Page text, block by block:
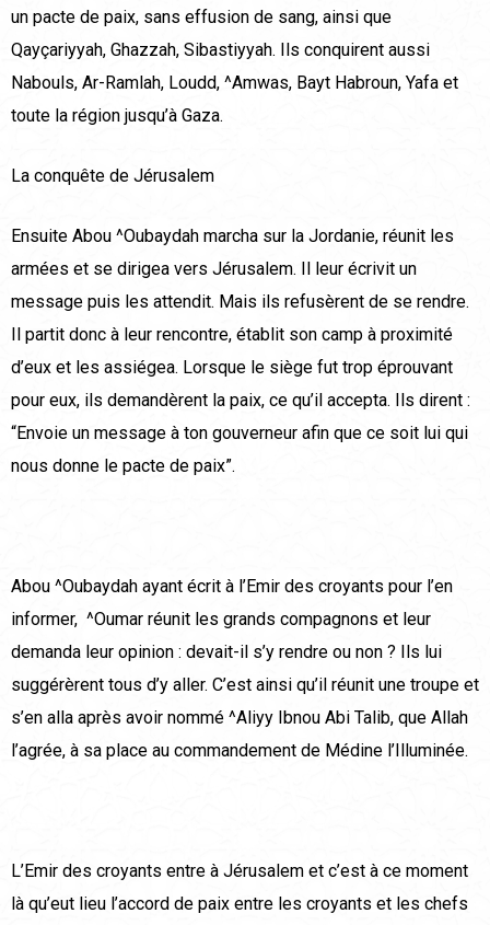
un pacte de paix, sans effusion de sang, ainsi que
Qayçariyyah, Ghazzah, Sibastiyyah. Ils conquirent aussi
Nabouls, Ar-Ramlah, Loudd, ^Amwas, Bayt Habroun, Yafa et
toute la région jusqu’à Gaza.
La conquête de Jérusalem
Ensuite Abou ^Oubaydah marcha sur la Jordanie, réunit les
armées et se dirigea vers Jérusalem. Il leur écrivit un
message puis les attendit. Mais ils refusèrent de se rendre.
Il partit donc à leur rencontre, établit son camp à proximité
d’eux et les assiégea. Lorsque le siège fut trop éprouvant
pour eux, ils demandèrent la paix, ce qu’il accepta. Ils dirent :
“Envoie un message à ton gouverneur afin que ce soit lui qui
nous donne le pacte de paix”.
Abou ^Oubaydah ayant écrit à l’Emir des croyants pour l’en
informer, ^Oumar réunit les grands compagnons et leur
demanda leur opinion : devait-il s’y rendre ou non ? Ils lui
suggérèrent tous d’y aller. C’est ainsi qu’il réunit une troupe et
s’en alla après avoir nommé ^Aliyy Ibnou Abi Talib, que Allah
l’agrée, à sa place au commandement de Médine l’Illuminée.
L’Emir des croyants entre à Jérusalem et c’est à ce moment
là qu’eut lieu l’accord de paix entre les croyants et les chefs